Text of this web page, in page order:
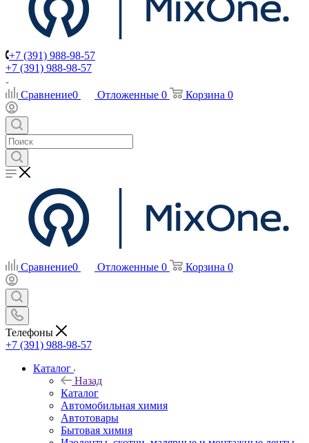
+7 (391) 988-98-57
+7 (391) 988-98-57
Сравнение0 Отложенные 0 Корзина 0
Сравнение0 Отложенные 0 Корзина 0
Телефоны
+7 (391) 988-98-57
Каталог
Назад
Каталог
Автомобильная химия
Автотовары
Бытовая химия